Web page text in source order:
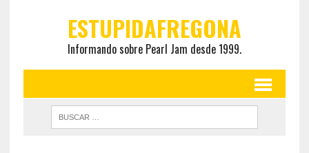
ESTUPIDAFREGONA
Informando sobre Pearl Jam desde 1999.